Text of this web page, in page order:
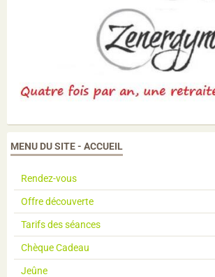
MENU DU SITE - ACCUEIL
Rendez-vous
Offre découverte
Tarifs des séances
Chèque Cadeau
Jeûne